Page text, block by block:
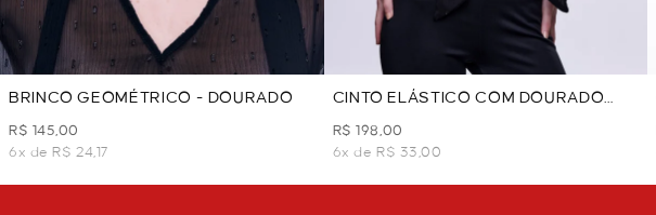
BRINCO GEOMÉTRICO - DOURADO
R$ 145,00
6x de R$ 24,17
CINTO ELÁSTICO COM DOURADO
FIVELA STRASS - DOURADO
R$ 198,00
6x de R$ 33,00